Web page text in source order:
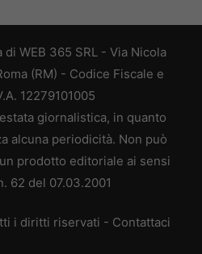
WEB 365 SRL - Via Nicola
(RM) - Codice Fiscale e
12279101005
giornalistica, in quanto
alcuna periodicità. Non può
prodotto editoriale ai sensi
62 del 07.03.2001
i diritti riservati - Contattaci